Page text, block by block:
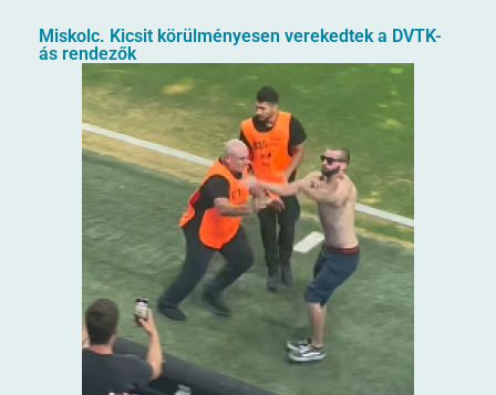
Miskolc. Kicsit körülményesen verekedtek a DVTK-
ás rendezők